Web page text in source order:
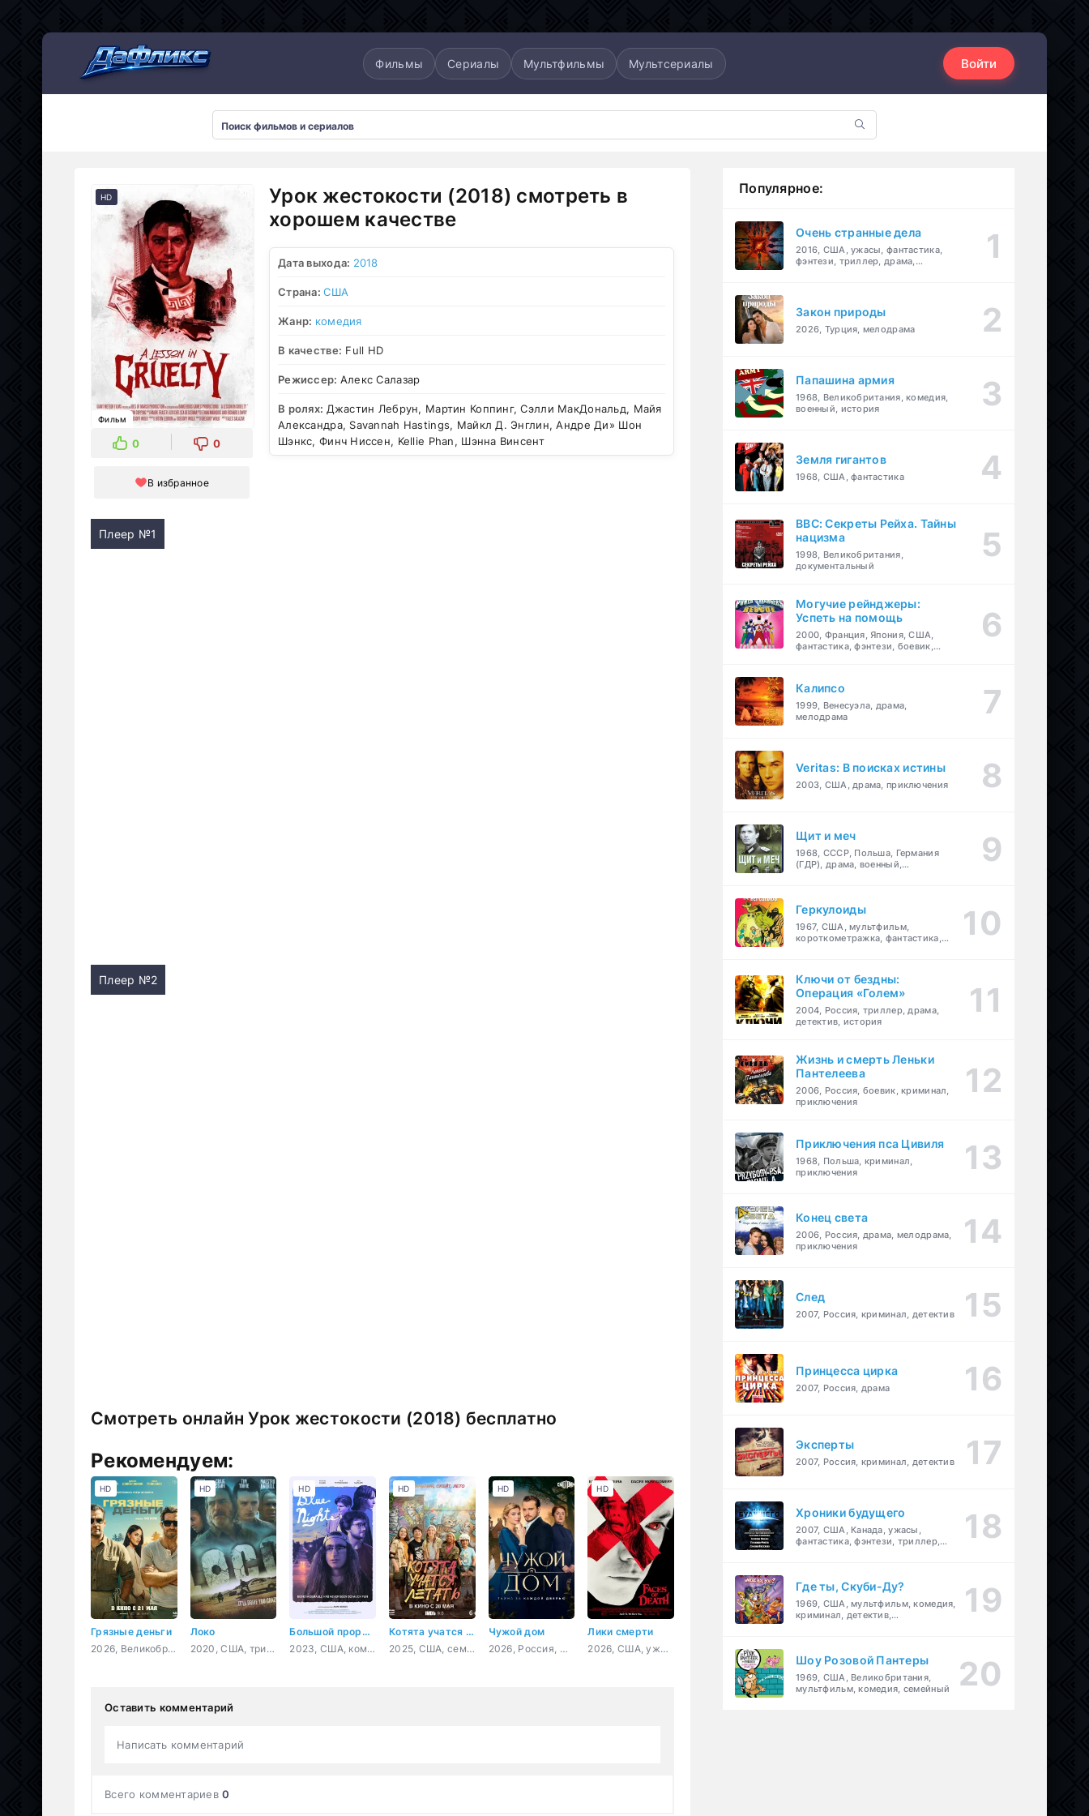
Фильмы Сериалы Мультфильмы Мультсериалы Войти
HD
Фильм
0 0
В избранное
Урок жестокости (2018) смотреть в
хорошем качестве
Дата выхода: 2018
Страна:США
Жанр: комедия
В качестве: Full HD
Режиссер: Алекс Салазар
В ролях: Джастин Лебрун, Мартин Коппинг, Сэлли МакДональд, Майя
Александра, Savannah Hastings, Майкл Д. Энглин, Андре Ди» Шон
Шэнкс, Финч Ниссен, Kellie Phan, Шэнна Винсент
Плеер №1
Плеер №2
Смотреть онлайн Урок жестокости (2018) бесплатно
Рекомендуем:
Грязные деньги
2026, Великобритания, США, боевик, триллер
HD
Локо
2020, США, триллер, драма
HD
Большой прорыв
2023, США, комедия
HD
Котята учатся летать
2025, США, семейный
HD
Чужой дом
2026, Россия, мелодрама
HD
Лики смерти
2026, США, ужасы, триллер, детектив, криминал
HD
Оставить комментарий
Написать комментарий
Всего комментариев0
Популярное:
Очень странные дела
2016, США, ужасы, фантастика,
фэнтези, триллер, драма,
Закон природы
2026, Турция, мелодрама
Папашина армия
1968, Великобритания, комедия,
военный, история
Земля гигантов
1968, США, фантастика
BBC: Секреты Рейха. Тайны
нацизма
1998, Великобритания,
документальный
Могучие рейнджеры:
Успеть на помощь
2000, Франция, Япония, США,
фантастика, фэнтези, боевик,
Калипсо
1999, Венесуэла, драма,
мелодрама
Veritas: В поисках истины
2003, США, драма, приключения
Щит и меч
1968, СССР, Польша, Германия
(ГДР), драма, военный,
Геркулоиды
1967, США, мультфильм,
короткометражка, фантастика,
Ключи от бездны:
Операция «Голем»
2004, Россия, триллер, драма,
детектив, история
Жизнь и смерть Леньки
Пантелеева
2006, Россия, боевик, криминал,
приключения
Приключения пса Цивиля
1968, Польша, криминал,
приключения
Конец света
2006, Россия, драма, мелодрама,
приключения
След
2007, Россия, криминал, детектив
Принцесса цирка
2007, Россия, драма
Эксперты
2007, Россия, криминал, детектив
Хроники будущего
2007, США, Канада, ужасы,
фантастика, фэнтези, триллер,
Где ты, Скуби-Ду?
1969, США, мультфильм, комедия,
криминал, детектив,
Шоу Розовой Пантеры
1969, США, Великобритания,
мультфильм, комедия, семейный
Мультсериалы